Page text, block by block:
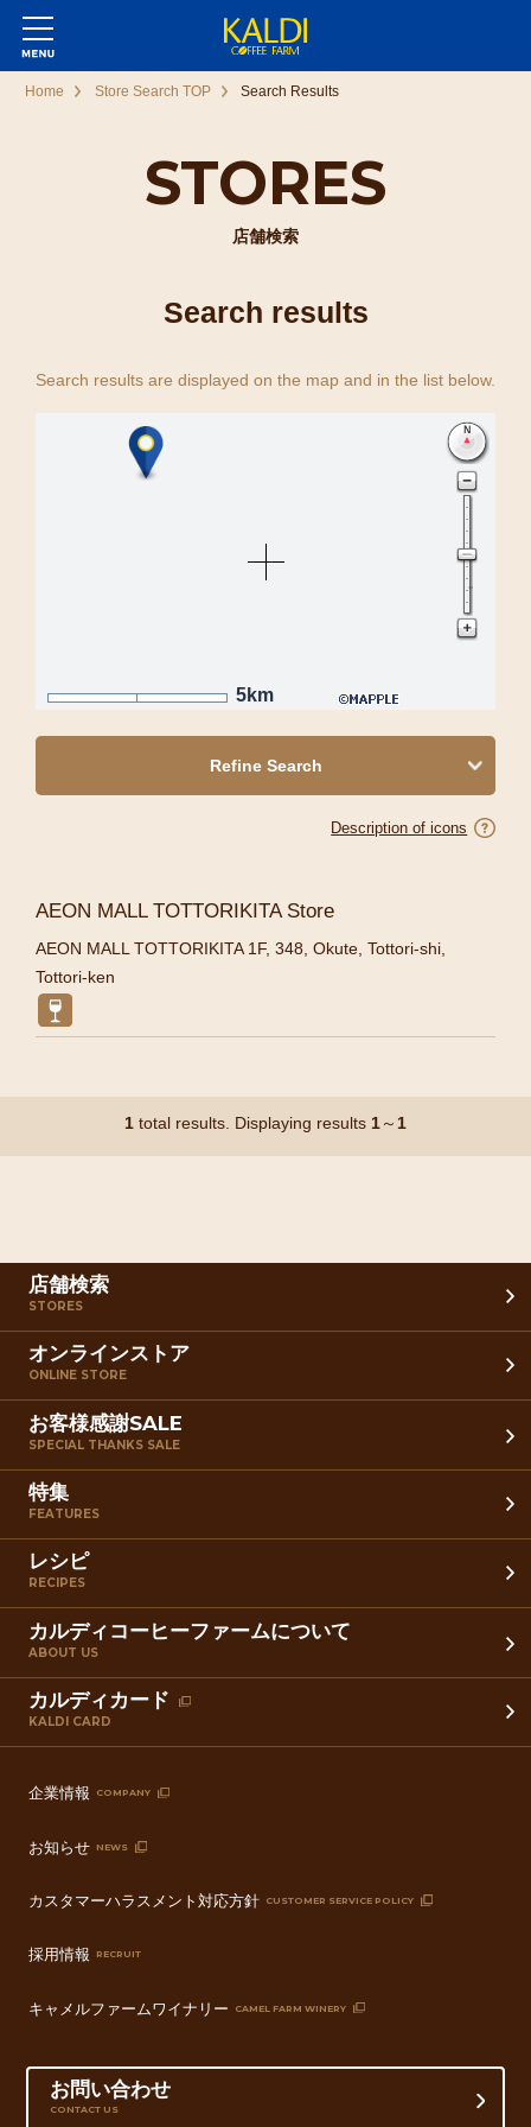
STORES
店舗検索
Home Store Search TOP Search Results
Search results
Search results are displayed on the map and in the list below.
5km
Refine Search
Description of icons
AEON MALL TOTTORIKITA Store
AEON MALL TOTTORIKITA 1F, 348, Okute, Tottori-shi,
Tottori-ken
1 total results. Displaying results 1～1
店舗検索
STORES
オンラインストア
ONLINE STORE
お客様感謝SALE
SPECIAL THANKS SALE
特集
FEATURES
レシピ
RECIPES
カルディコーヒーファームについて
ABOUT US
カルディカード
KALDI CARD
企業情報 COMPANY
お知らせ NEWS
カスタマーハラスメント対応方針 CUSTOMER SERVICE POLICY
採用情報 RECRUIT
キャメルファームワイナリー CAMEL FARM WINERY
お問い合わせ
CONTACT US